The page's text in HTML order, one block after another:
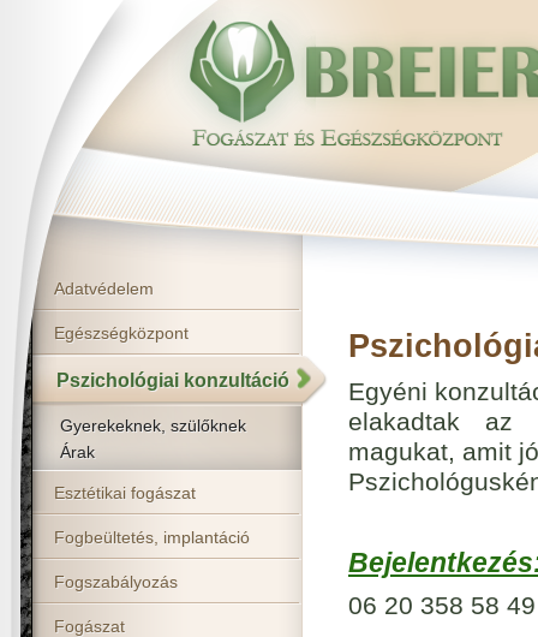
Adatvédelem
Egészségközpont
Pszichológiai konzultáció
Gyerekeknek, szülőknek
Árak
Esztétikai fogászat
Fogbeültetés, implantáció
Fogszabályozás
Fogászat
Egyéni
elakadtak az
magukat, amit
06 20 358 58